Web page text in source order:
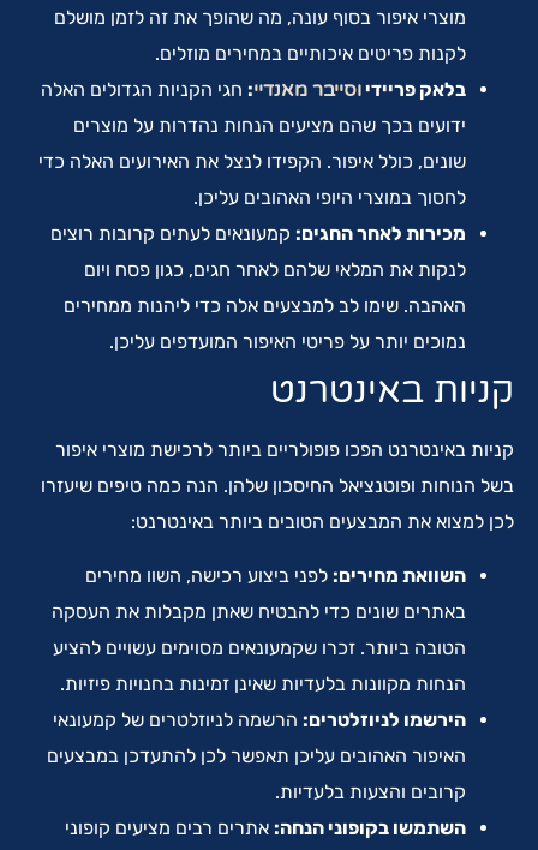
מוצרי איפור בסוף עונה, מה שהופך את זה לזמן מושלם
לקנות פריטים איכותיים במחירים מוזלים.
בלאק פריידי וסייבר מאנדיי: חגי הקניות הגדולים האלה
ידועים בכך שהם מציעים הנחות נהדרות על מוצרים
שונים, כולל איפור. הקפידו לנצל את האירועים האלה כדי
לחסוך במוצרי היופי האהובים עליכן.
מכירות לאחר החגים: קמעונאים לעתים קרובות רוצים
לנקות את המלאי שלהם לאחר חגים, כגון פסח ויום
האהבה. שימו לב למבצעים אלה כדי ליהנות ממחירים
נמוכים יותר על פריטי האיפור המועדפים עליכן.
קניות באינטרנט
קניות באינטרנט הפכו פופולריים ביותר לרכישת מוצרי איפור
בשל הנוחות ופוטנציאל החיסכון שלהן. הנה כמה טיפים שיעזרו
לכן למצוא את המבצעים הטובים ביותר באינטרנט:
השוואת מחירים: לפני ביצוע רכישה, השוו מחירים
באתרים שונים כדי להבטיח שאתן מקבלות את העסקה
הטובה ביותר. זכרו שקמעונאים מסוימים עשויים להציע
הנחות מקוונות בלעדיות שאינן זמינות בחנויות פיזיות.
הירשמו לניוזלטרים: הרשמה לניוזלטרים של קמעונאי
האיפור האהובים עליכן תאפשר לכן להתעדכן במבצעים
קרובים והצעות בלעדיות.
השתמשו בקופוני הנחה: אתרים רבים מציעים קופוני